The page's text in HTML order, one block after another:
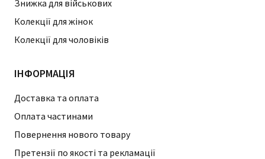
Знижка для військових
Колекції для жінок
Колекції для чоловіків
ІНФОРМАЦІЯ
Доставка та оплата
Оплата частинами
Повернення нового товару
Претензії по якості та рекламації